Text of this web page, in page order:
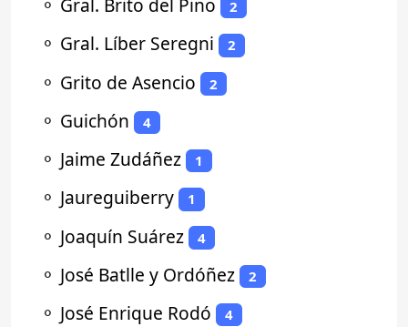
⚬ Gral. Brito del Pino 2
⚬ Gral. Líber Seregni 2
⚬ Grito de Asencio 2
⚬ Guichón 4
⚬ Jaime Zudáñez 1
⚬ Jaureguiberry 1
⚬ Joaquín Suárez 4
⚬ José Batlle y Ordóñez 2
⚬ José Enrique Rodó 4